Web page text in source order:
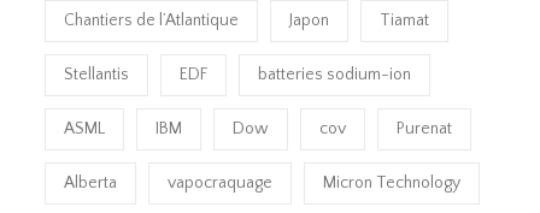
Chantiers de l’Atlantique Japon Tiamat
Stellantis EDF batteries sodium-ion
ASML IBM Dow cov Purenat
Alberta vapocraquage Micron Technology